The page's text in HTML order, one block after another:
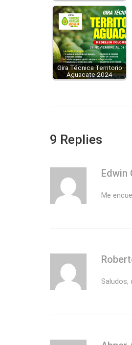
Gira Técnica Territorio
Aguacate 2024
9 Replies
Edwin
Me